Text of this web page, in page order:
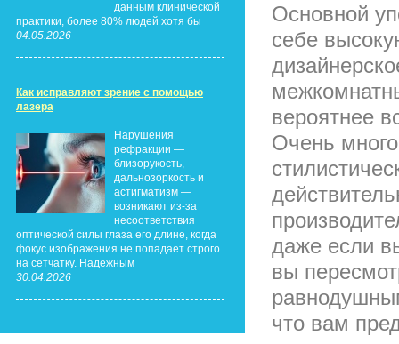
данным клинической
практики, более 80% людей хотя бы
04.05.2026
Как исправляют зрение с помощью
лазера
Нарушения
рефракции —
близорукость,
дальнозоркость и
астигматизм —
возникают из-за
несоответствия
оптической силы глаза его длине, когда
фокус изображения не попадает строго
на сетчатку. Надежным
30.04.2026
Основной
себе
вероятнее
Очень
даже если
вы
что вам